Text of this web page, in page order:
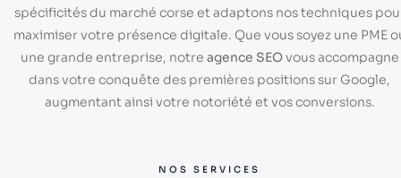
spécificités du marché corse et adaptons nos techniques
maximiser votre présence digitale. Que vous soyez une PME
une grande entreprise, notre agence SEOvous accompagne
dans votre conquête des premières positions sur Google,
augmentant ainsi votre notoriété et vos conversions.
NOS SERVICES